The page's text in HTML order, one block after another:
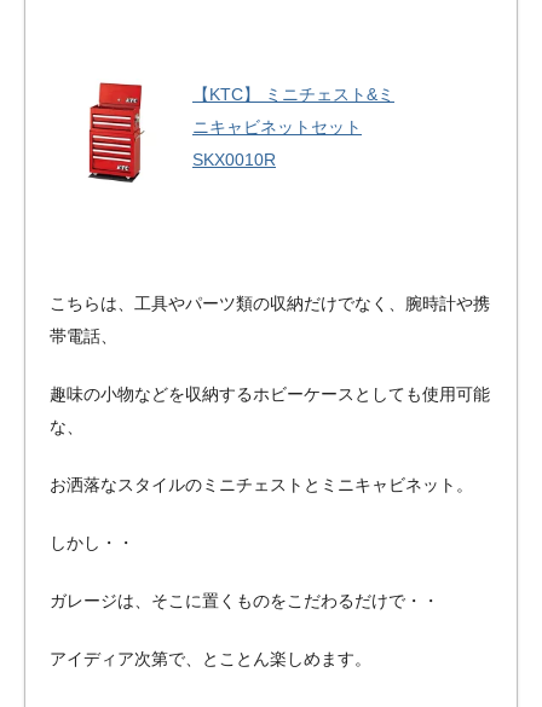
【KTC】 ミニチェスト&ミ
ニキャビネットセット
SKX0010R
こちらは、工具やパーツ類の収納だけでなく、腕時計や携
帯電話、
趣味の小物などを収納するホビーケースとしても使用可能
な、
お洒落なスタイルのミニチェストとミニキャビネット。
しかし・・
ガレージは、そこに置くものをこだわるだけで・・
アイディア次第で、とことん楽しめます。